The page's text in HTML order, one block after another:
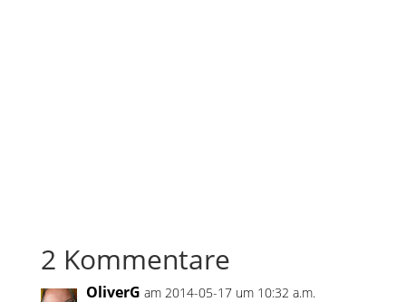
2 Kommentare
OliverG am 2014-05-17 um 10:32 a.m.